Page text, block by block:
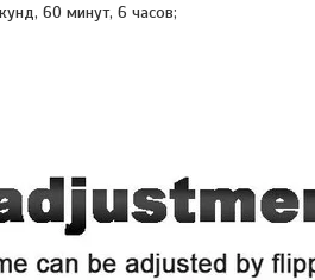
60 минут, 6 часов;